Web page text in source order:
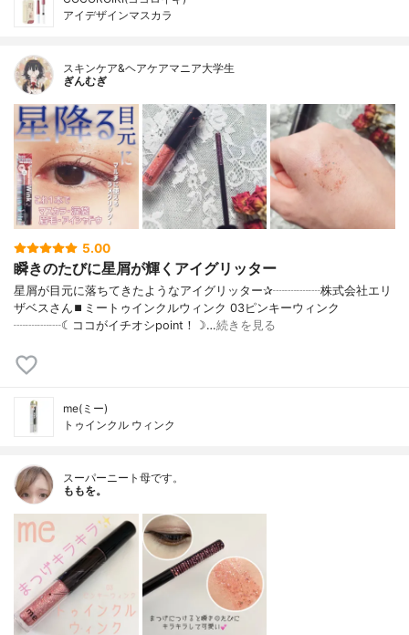
アイデザインマスカラ
スキンケア&ヘアケアマニア大学生
ぎんむぎ
5.00
瞬きのたびに星屑が輝くアイグリッター
星屑が目元に落ちてきたようなアイグリッター✰┈┈┈┈株式会社エリ
ザベスさん⏹ミートゥインクルウィンク 03ピンキーウィンク
┈┈┈┈☾ココがイチオシpoint！☽…続きを見る
me(ミー)
トゥインクル ウィンク
スーパーニート母です。
ももを。